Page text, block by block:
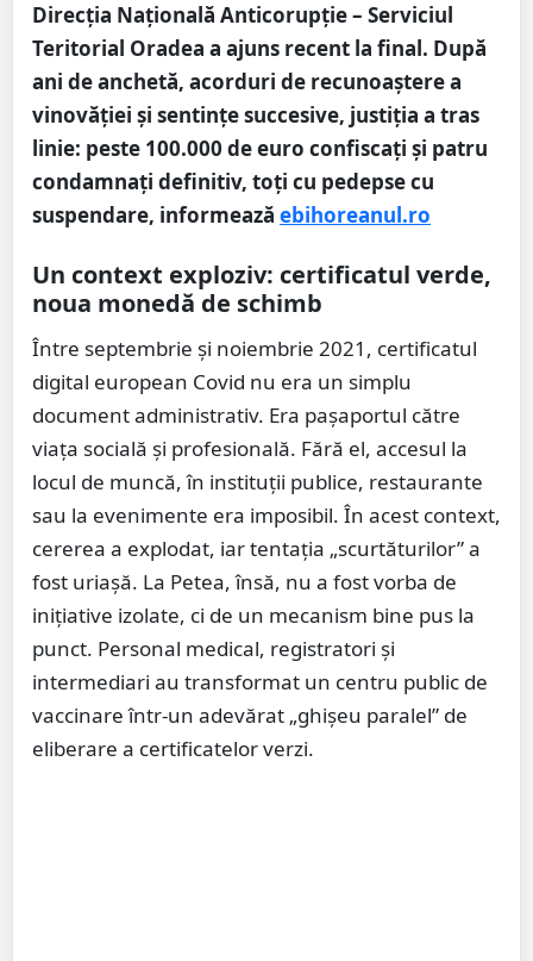
Direcția Națională Anticorupție – Serviciul
Teritorial Oradea a ajuns recent la final. După
ani de anchetă, acorduri de recunoaștere a
vinovăției și sentințe succesive, justiția a tras
linie: peste 100.000 de euro confiscați și patru
condamnați definitiv, toți cu pedepse cu
suspendare, informează ebihoreanul.ro
Un context exploziv: certificatul verde,
noua monedă de schimb
Între septembrie și noiembrie 2021, certificatul
digital european Covid nu era un simplu
document administrativ. Era pașaportul către
viața socială și profesională. Fără el, accesul la
locul de muncă, în instituții publice, restaurante
sau la evenimente era imposibil. În acest context,
cererea a explodat, iar tentația „scurtăturilor” a
fost uriașă. La Petea, însă, nu a fost vorba de
inițiative izolate, ci de un mecanism bine pus la
punct. Personal medical, registratori și
intermediari au transformat un centru public de
vaccinare într-un adevărat „ghișeu paralel” de
eliberare a certificatelor verzi.